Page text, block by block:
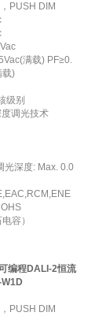
PUSH DIM
满载) PF≥0.
载)
级别
调光技术
光深度: Max. 0.0
容）
编程DALI-2恒流
PUSH DIM